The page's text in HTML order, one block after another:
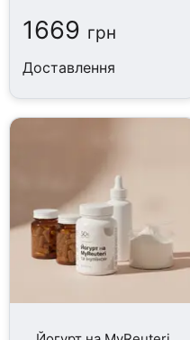
1669 грн
Доставлення